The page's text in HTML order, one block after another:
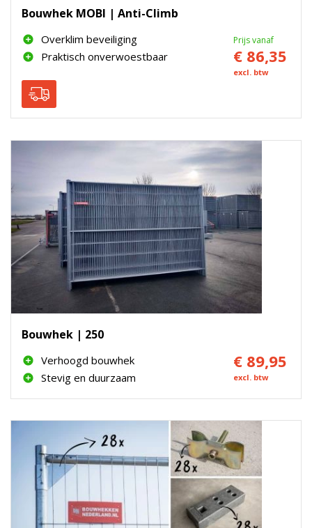
Bouwhek MOBI | Anti-Climb
Prijs vanaf
€ 86,35
excl. btw
Overklim beveiliging
Praktisch onverwoestbaar
Bouwhek | 250
€ 89,95
excl. btw
Verhoogd bouwhek
Stevig en duurzaam